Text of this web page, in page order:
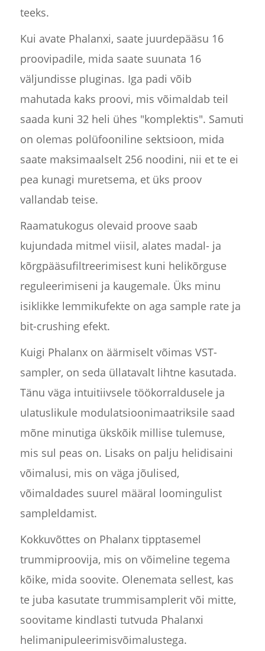
teeks.
Kui avate Phalanxi, saate juurdepääsu 16
proovipadile, mida saate suunata 16
väljundisse pluginas. Iga padi võib
mahutada kaks proovi, mis võimaldab teil
saada kuni 32 heli ühes "komplektis". Samuti
on olemas polüfooniline sektsioon, mida
saate maksimaalselt 256 noodini, nii et te ei
pea kunagi muretsema, et üks proov
vallandab teise.
Raamatukogus olevaid proove saab
kujundada mitmel viisil, alates madal- ja
kõrgpääsufiltreerimisest kuni helikõrguse
reguleerimiseni ja kaugemale. Üks minu
isiklikke lemmikufekte on aga sample rate ja
bit-crushing efekt.
Kuigi Phalanx on äärmiselt võimas VST-
sampler, on seda üllatavalt lihtne kasutada.
Tänu väga intuitiivsele töökorraldusele ja
ulatuslikule modulatsioonimaatriksile saad
mõne minutiga ükskõik millise tulemuse,
mis sul peas on. Lisaks on palju helidisaini
võimalusi, mis on väga jõulised,
võimaldades suurel määral loomingulist
sampleldamist.
Kokkuvõttes on Phalanx tipptasemel
trummiproovija, mis on võimeline tegema
kõike, mida soovite. Olenemata sellest, kas
te juba kasutate trummisamplerit või mitte,
soovitame kindlasti tutvuda Phalanxi
helimanipuleerimisvõimalustega.